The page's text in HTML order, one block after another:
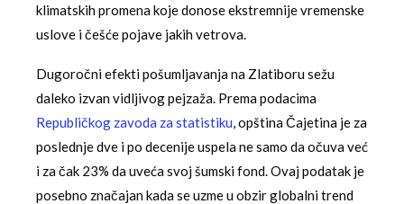
klimatskih promena koje donose ekstremnije vremenske
uslove i češće pojave jakih vetrova.
Dugoročni efekti pošumljavanja na Zlatiboru sežu
daleko izvan vidljivog pejzaža. Prema podacima
Republičkog zavoda za statistiku, opština Čajetina je za
poslednje dve i po decenije uspela ne samo da očuva već
i za čak 23% da uveća svoj šumski fond. Ovaj podatak je
posebno značajan kada se uzme u obzir globalni trend